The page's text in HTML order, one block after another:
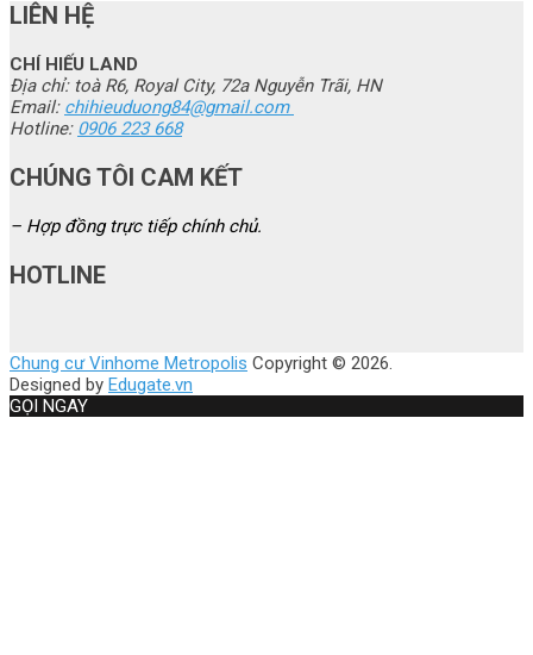
LIÊN HỆ
CHÍ HIẾU LAND
Địa chỉ: toà R6, Royal City, 72a Nguyễn Trãi, HN
Email: chihieuduong84@gmail.com
Hotline: 0906 223 668
CHÚNG TÔI CAM KẾT
– Hợp đồng trực tiếp chính chủ.
HOTLINE
Chung cư Vinhome Metropolis Copyright © 2026.
Designed by Edugate.vn
GỌI NGAY